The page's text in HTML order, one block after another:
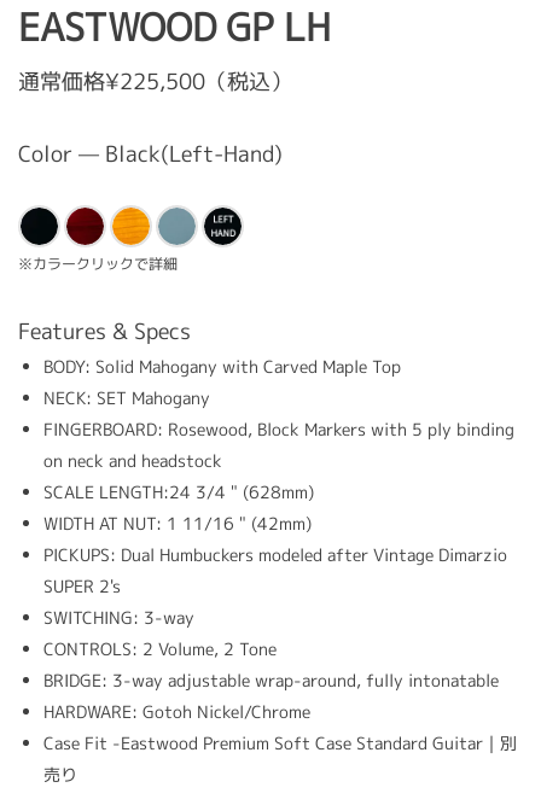
EASTWOOD GP LH
通常価格¥225,500（税込）
Color — Black(Left-Hand)
※カラークリックで詳細
Features & Specs
BODY: Solid Mahogany with Carved Maple Top
NECK: SET Mahogany
FINGERBOARD: Rosewood, Block Markers with 5 ply binding
on neck and headstock
SCALE LENGTH:24 3/4 " (628mm)
WIDTH AT NUT: 1 11/16 " (42mm)
PICKUPS: Dual Humbuckers modeled after Vintage Dimarzio
SUPER 2's
SWITCHING: 3-way
CONTROLS: 2 Volume, 2 Tone
BRIDGE: 3-way adjustable wrap-around, fully intonatable
HARDWARE: Gotoh Nickel/Chrome
Case Fit -Eastwood Premium Soft Case Standard Guitar｜別
売り